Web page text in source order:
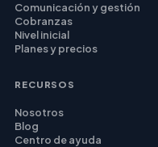
Comunicación y gestión
Cobranzas
Nivel inicial
Planes y precios
RECURSOS
Nosotros
Blog
Centro de ayuda